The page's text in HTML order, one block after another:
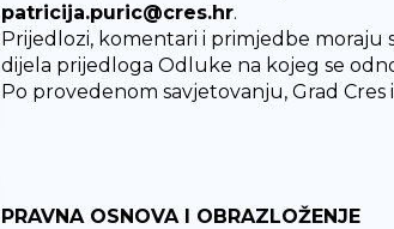
patricija.puric@cres.hr.
Prijedlozi, komentari i primjedbe moraju
dijela prijedloga Odluke na kojeg se
Po provedenom savjetovanju, Grad
PRAVNA OSNOVA I OBRAZLOŽENJE